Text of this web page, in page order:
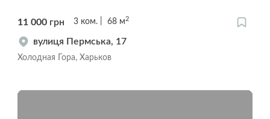
11 000 грн 3 ком. 68 м 2
вулиця Пермська, 17
Холодная Гора, Харьков